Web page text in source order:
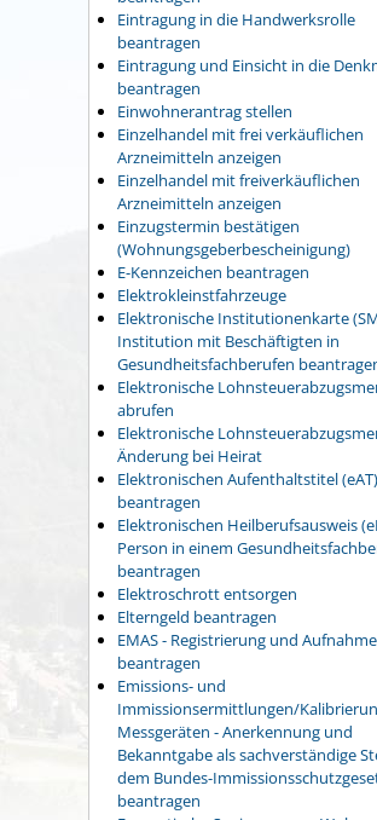
Eintragung in die Handwerksrolle
beantragen
Eintragung und Einsicht in die
beantragen
Einwohnerantrag stellen
Einzelhandel mit frei verkäuflichen
Arzneimitteln anzeigen
Einzelhandel mit freiverkäuflichen
Arzneimitteln anzeigen
Einzugstermin bestätigen
(Wohnungsgeberbescheinigung)
E-Kennzeichen beantragen
Elektrokleinstfahrzeuge
Elektronische Institutionenkarte
Institution mit Beschäftigten in
Gesundheitsfachberufen
Elektronische
abrufen
Elektronische
Änderung bei Heirat
Elektronischen Aufenthaltstitel (eAT)
beantragen
Elektronischen Heilberufsausweis
Person in einem
beantragen
Elektroschrott entsorgen
Elterngeld beantragen
EMAS - Registrierung und Aufnahme
beantragen
Emissions- und
Immissionsermittlungen/
Messgeräten - Anerkennung und
Bekanntgabe als sachverständige
dem Bundes-
beantragen